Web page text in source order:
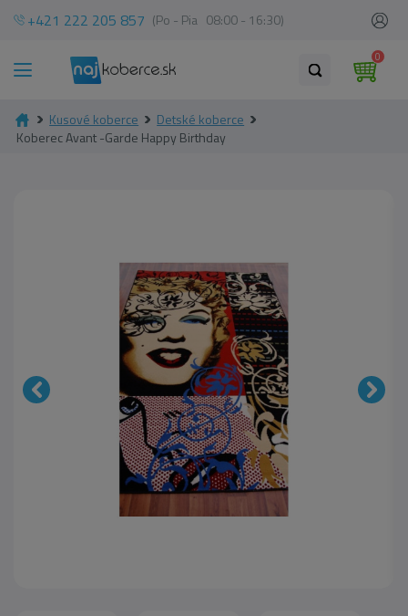
+421 222 205 857 (Po - Pia 08:00 - 16:30)
0
Kusové koberce
Detské koberce
Koberec Avant -Garde Happy Birthday